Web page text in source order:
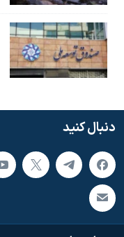
دنبال کنید